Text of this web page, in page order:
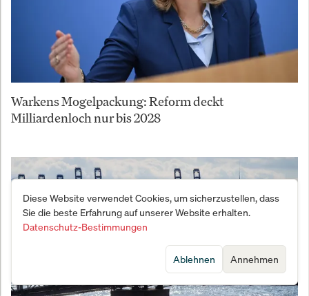
Warkens Mogelpackung: Reform deckt
Milliardenloch nur bis 2028
Diese Website verwendet Cookies, um sicherzustellen, dass
Sie die beste Erfahrung auf unserer Website erhalten.
Datenschutz-Bestimmungen
Annehmen
Ablehnen